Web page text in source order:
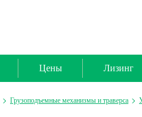
Цены Лизинг
Грузоподъемные механизмы и траверса